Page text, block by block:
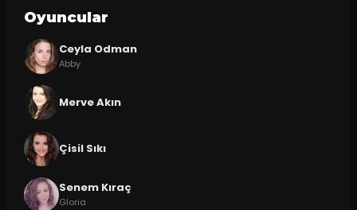
Oyuncular
Ceyla Odman
Abby
Merve Akın
Çisil Sıkı
Senem Kıraç
Gloria